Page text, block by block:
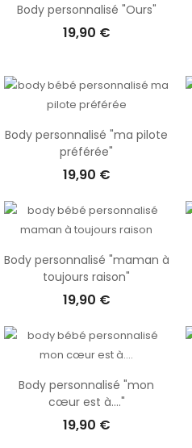
Body personnalisé "Ours"
19,90 €
Body personnalisé "ma pilote
préférée"
19,90 €
Body personnalisé "maman à
toujours raison"
19,90 €
Body personnalisé "mon
cœur est à...."
19,90 €